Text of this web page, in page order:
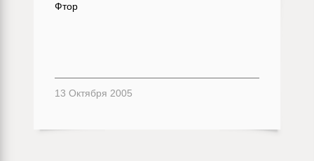
Фтор
13 Октября 2005